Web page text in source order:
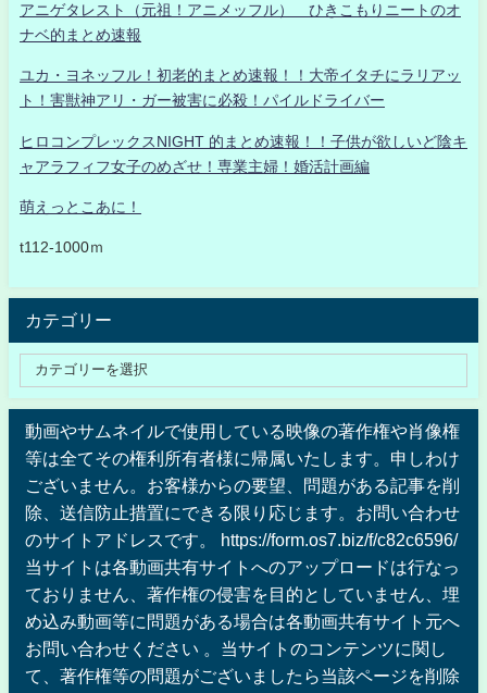
アニゲタレスト（元祖！アニメッフル） ひきこもりニートのオ
ナベ的まとめ速報
ユカ・ヨネッフル！初老的まとめ速報！！大帝イタチにラリアッ
ト！害獣神アリ・ガー被害に必殺！パイルドライバー
ヒロコンプレックスNIGHT 的まとめ速報！！子供が欲しいど陰キ
ャアラフィフ女子のめざせ！専業主婦！婚活計画編
萌えっとこあに！
t112-1000ｍ
カテゴリー
動画やサムネイルで使用している映像の著作権や肖像権
等は全てその権利所有者様に帰属いたします。申しわけ
ございません。お客様からの要望、問題がある記事を削
除、送信防止措置にできる限り応じます。お問い合わせ
のサイトアドレスです。 https://form.os7.biz/f/c82c6596/
当サイトは各動画共有サイトへのアップロードは行なっ
ておりません、著作権の侵害を目的としていません、埋
め込み動画等に問題がある場合は各動画共有サイト元へ
お問い合わせください 。当サイトのコンテンツに関し
て、著作権等の問題がございましたら当該ページを削除